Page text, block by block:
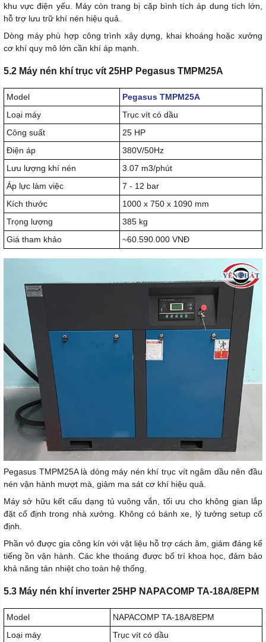
khu vực điện yếu. Máy còn trang bị cặp bình tích áp dung tích lớn,
hỗ trợ lưu trữ khí nén hiệu quả.
Dòng máy phù hợp công trình xây dựng, khai khoáng hoặc xưởng
cơ khí quy mô lớn cần khí áp mạnh.
5.2 Máy nén khí trục vít 25HP Pegasus TMPM25A
Model
Pegasus TMPM25A
Loại máy
Trục vít có dầu
Công suất
25 HP
Điện áp
380V/50Hz
Lưu lượng khí nén
3.07 m3/phút
Áp lực làm việc
7 - 12 bar
Kích thước
1000 x 750 x 1090 mm
Trọng lượng
385 kg
Giá tham khảo
~60.590.000 VNĐ
Pegasus TMPM25A là dòng máy nén khí trục vít ngâm dầu nên đầu
nén vận hành mượt mà, giảm ma sát cơ khí hiệu quả.
Máy sở hữu kết cấu dạng tủ vuông vắn, tối ưu cho không gian lắp
đặt cố định trong nhà xưởng. Không có bánh xe, lý tưởng setup cố
định.
Phần vỏ được gia công kín với vật liệu hỗ trợ cách âm, giảm đáng kể
tiếng ồn vận hành. Các khe thoáng được bố trí khoa học, đảm bảo
khả năng tản nhiệt cho toàn hệ thống.
5.3 Máy nén khí inverter 25HP NAPACOMP TA-18A/8EPM
Model
NAPACOMP TA-18A/8EPM
Loại máy
Trục vít có dầu